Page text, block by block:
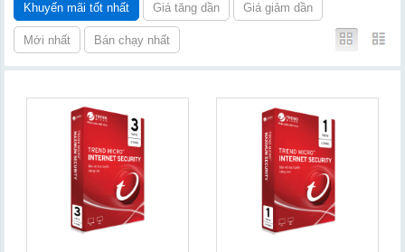
Khuyến mãi tốt nhất Giá tăng dần Giá giảm dần
Mới nhất Bán chạy nhất